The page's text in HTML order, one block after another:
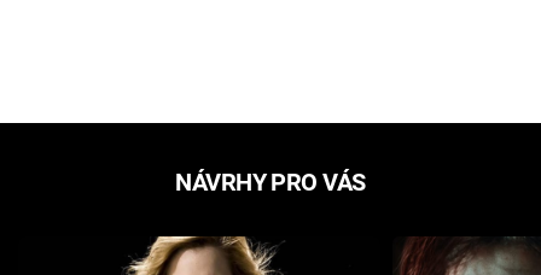
NÁVRHY PRO VÁS